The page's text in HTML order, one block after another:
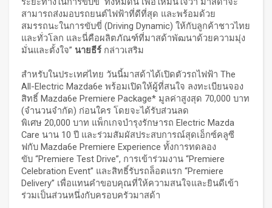
สามารถส่งมอบรถยนต์ไฟฟ้าที่ดีที่สุด และพร้อมด้วย
สมรรถนะในการขับขี่ (Driving Dynamic) ให้กับลูกค้าชาวไทย
และทั่วโลก และนี่คือผลิตภัณฑ์ที่มาสด้าพัฒนาด้วยความมุ่ง
มั่นและตั้งใจ” นายธีร์ กล่าวเสริม
สำหรับในประเทศไทย วันนี้มาสด้าได้เปิดตัวรถไฟฟ้า The
All-Electric Mazda6e พร้อมเปิดให้ผู้ที่สนใจ ลงทะเบียนจอง
สิทธิ์ Mazda6e Premiere Package* มูลค่าสูงสุด 70,000 บาท
(จำนวนจำกัด) ก่อนใคร โดยจะได้รับส่วนลด
พิเศษ 20,000 บาท แพ็กเกจบำรุงรักษารถ Electric Mazda
Care นาน 10 ปี และร่วมสัมผัสประสบการณ์สุดเอ็กซ์คลูซี
ฟกับ Mazda6e Premiere Experience ทั้งการทดลอง
ขับ “Premiere Test Drive”, การเข้าร่วมงาน “Premiere
Celebration Event” และสิทธิ์รับรถล็อตแรก “Premiere
Delivery” เพื่อแทนคำขอบคุณที่ให้ความสนใจและยินดีเข้า
ร่วมเป็นส่วนหนึ่งกับครอบครัวมาสด้า